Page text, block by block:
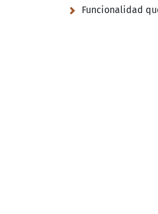
Funcionalidad